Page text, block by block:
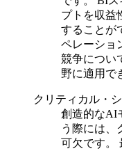
プトを収益
することが
ペレーショ
競争につい
野に適用で
クリティカル・
創造的なAI
う際には、
可欠です。